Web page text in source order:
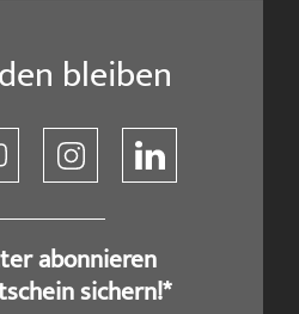
bleiben
abonnieren
sichern!*